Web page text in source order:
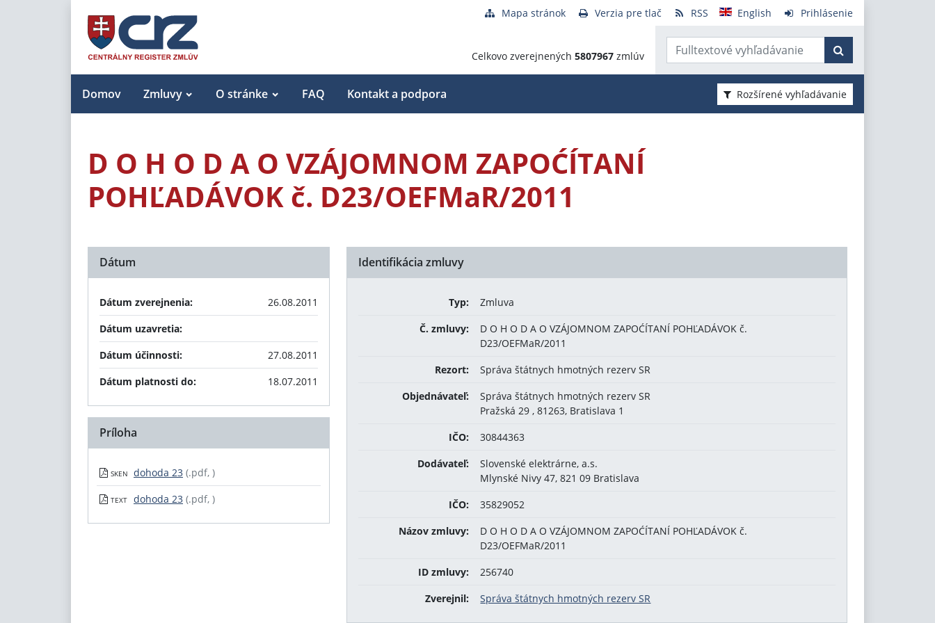
Mapa stránok Verzia pre tlač RSS English Prihlásenie
Celkovo zverejnených 5807967 zmlúv
Domov Zmluvy O stránke FAQ Kontakt a podpora Rozšírené vyhľadávanie
D O H O D A O VZÁJOMNOM ZAPOĆÍTANÍ
POHĽADÁVOK č. D23/OEFMaR/2011
Identifikácia zmluvy
Typ:
Zmluva
Č. zmluvy:
D O H O D A O VZÁJOMNOM ZAPOĆÍTANÍ POHĽADÁVOK č.
D23/OEFMaR/2011
Rezort:
Správa štátnych hmotných rezerv SR
Objednávateľ:
Správa štátnych hmotných rezerv SR
Pražská 29 , 81263, Bratislava 1
IČO:
30844363
Dodávateľ:
Slovenské elektrárne, a.s.
Mlynské Nivy 47, 821 09 Bratislava
IČO:
35829052
Názov zmluvy:
D O H O D A O VZÁJOMNOM ZAPOĆÍTANÍ POHĽADÁVOK č.
D23/OEFMaR/2011
ID zmluvy:
256740
Zverejnil:
Správa štátnych hmotných rezerv SR
Dátum
Dátum zverejnenia:
26.08.2011
Dátum uzavretia:
Dátum účinnosti:
27.08.2011
Dátum platnosti do:
18.07.2011
Príloha
SKEN dohoda 23 (.pdf, )
TEXT dohoda 23 (.pdf, )